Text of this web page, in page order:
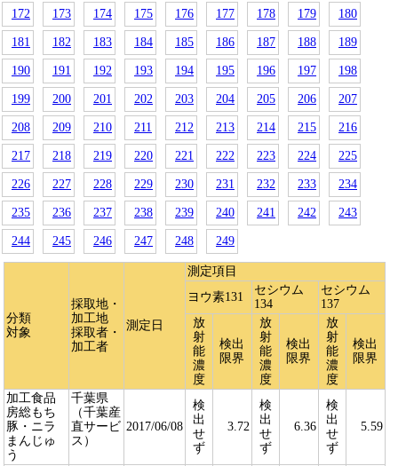
172 173 174 175 176 177 178 179 180
181 182 183 184 185 186 187 188 189
190 191 192 193 194 195 196 197 198
199 200 201 202 203 204 205 206 207
208 209 210 211 212 213 214 215 216
217 218 219 220 221 222 223 224 225
226 227 228 229 230 231 232 233 234
235 236 237 238 239 240 241 242 243
244 245 246 247 248 249
分類
対象
採取地・
加工地
採取者・
加工者
測定日
測定項目
ヨウ素131
セシウム
134
セシウム
137
放
射
能
濃
度
検出
限界
放
射
能
濃
度
検出
限界
放
射
能
濃
度
検出
限界
加工食品
房総もち
豚・ニラ
まんじゅ
う
千葉県
（千葉産
直サービ
ス）
2017/06/08
検
出
せ
ず
3.72
検
出
せ
ず
6.36
検
出
せ
ず
5.59